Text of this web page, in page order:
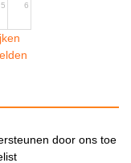
5 6
door ons toe